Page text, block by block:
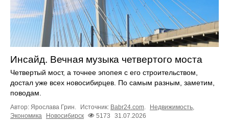
Инсайд. Вечная музыка четвертого моста
Четвертый мост, а точнее эпопея с его строительством,
достал уже всех новосибирцев. По самым разным, заметим,
поводам.
Автор: Ярослава Грин. Источник: Babr24.com Недвижимость
Экономика
Новосибирск 5173 31.07.2026